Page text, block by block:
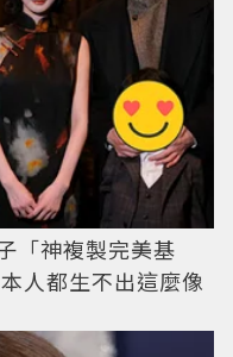
「神複製完美基
人都生不出這麼像